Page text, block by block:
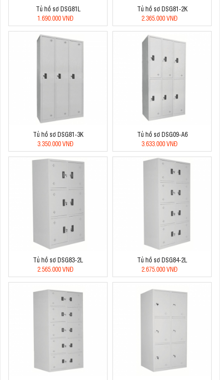
Tủ hồ sơ DSG81L
1.690.000 VNĐ
Tủ hồ sơ DSG81-2K
2.365.000 VNĐ
Tủ hồ sơ DSG81-3K
3.350.000 VNĐ
Tủ hồ sơ DSG09-A6
3.633.000 VNĐ
Tủ hồ sơ DSG83-2L
2.565.000 VNĐ
Tủ hồ sơ DSG84-2L
2.675.000 VNĐ